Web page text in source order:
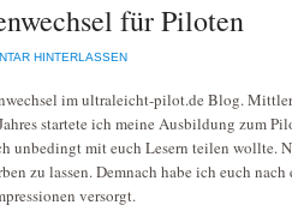
für Piloten
HINTERLASSEN
im ultraleicht-pilot.de Blog.
startete ich meine Ausbildung zum
unbedingt mit euch Lesern teilen wollte.
zu lassen. Demnach habe ich euch
versorgt.